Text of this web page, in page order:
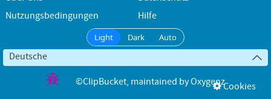
Nutzungsbedingungen
Hilfe
Light Dark Auto
Deutsche
©ClipBucket, maintained byOxygenzCookies